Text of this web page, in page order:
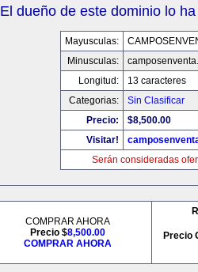
El dueño de este dominio lo
Mayusculas:
Minusculas:
Longitud:
13 caracteres
Categorias:
Sin Clasificar
Precio:
$8,500.00
Visitar!
Serán consideradas
COMPRAR AHORA
Precio $8,500.00
COMPRAR AHORA
Precio